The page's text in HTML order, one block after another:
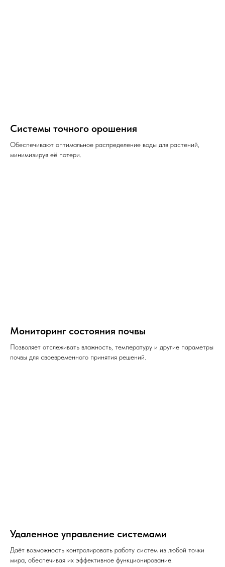
Системы точного орошения
Обеспечивают оптимальное распределение воды для растений,
минимизируя её потери.
Мониторинг состояния почвы
Позволяет отслеживать влажность, температуру и другие параметры
почвы для своевременного принятия решений.
Удаленное управление системами
Даёт возможность контролировать работу систем из любой точки
мира, обеспечивая их эффективное функционирование.